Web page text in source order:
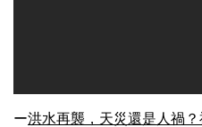
ー洪水再襲，天災還是人禍